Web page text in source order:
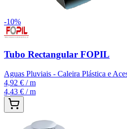
-10%
Tubo Rectangular FOPIL
Aguas Pluviais - Caleira Plástica e
4,92 € / m
4,43 € / m